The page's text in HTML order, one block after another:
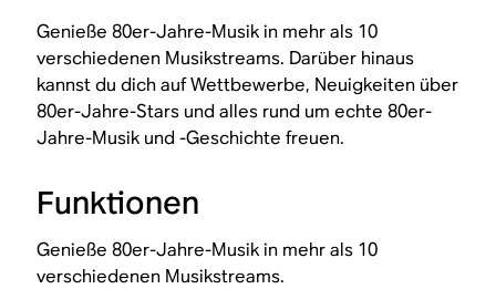
Genieße 80er-Jahre-Musik in mehr als 10
verschiedenen Musikstreams. Darüber hinaus
kannst du dich auf Wettbewerbe, Neuigkeiten über
80er-Jahre-Stars und alles rund um echte 80er-
Jahre-Musik und -Geschichte freuen.
Funktionen
Genieße 80er-Jahre-Musik in mehr als 10
verschiedenen Musikstreams.